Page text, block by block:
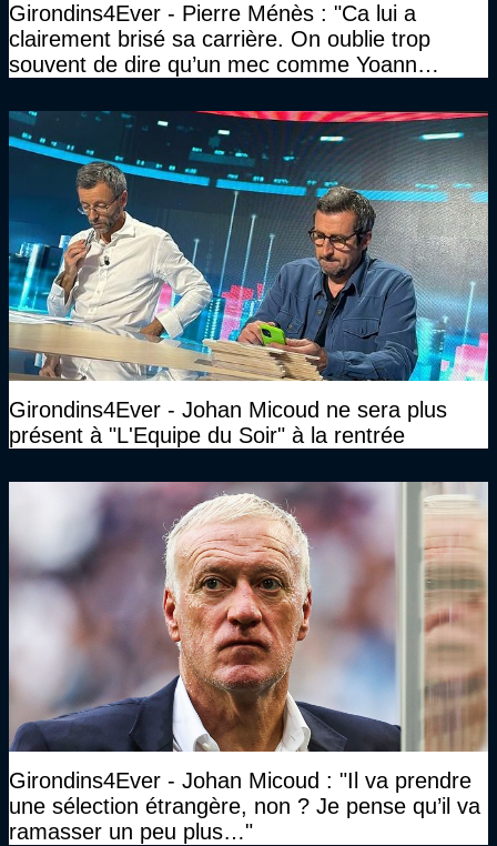
Girondins4Ever - Pierre Ménès : "Ca lui a
clairement brisé sa carrière. On oublie trop
souvent de dire qu’un mec comme Yoann
Girondins4Ever - Johan Micoud ne sera plus
présent à "L'Equipe du Soir" à la rentrée
Girondins4Ever - Johan Micoud : "Il va prendre
une sélection étrangère, non ? Je pense qu’il va
ramasser un peu plus…"